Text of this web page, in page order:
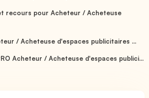
recours pour Acheteur / Acheteuse
/ Acheteuse d'espaces publicitaires ...
Acheteur / Acheteuse d'espaces publici...